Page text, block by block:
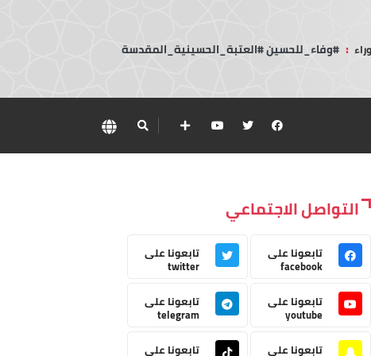
: #وفاء_للحسين #العتبة_الحسينية_المقدسة
التواصل الاجتماعي
تابعونا على
facebook
تابعونا على
twitter
تابعونا على
youtube
تابعونا على
telegram
تابعونا على
تابعونا على